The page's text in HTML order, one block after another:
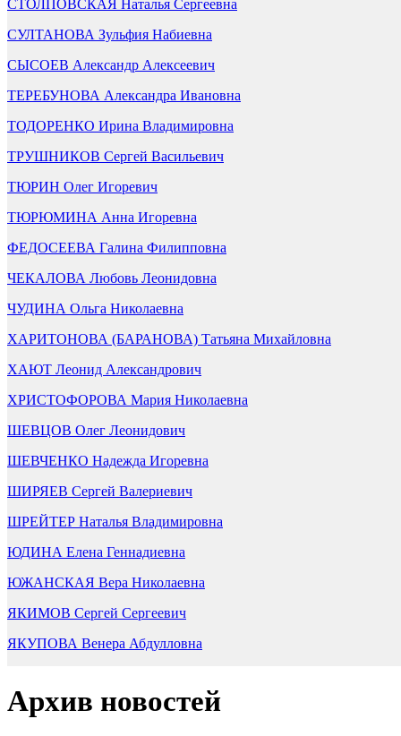
СТОЛПОВСКАЯ Наталья Сергеевна
СУЛТАНОВА Зульфия Набиевна
СЫСОЕВ Александр Алексеевич
ТЕРЕБУНОВА Александра Ивановна
ТОДОРЕНКО Ирина Владимировна
ТРУШНИКОВ Сергей Васильевич
ТЮРИН Олег Игоревич
ТЮРЮМИНА Анна Игоревна
ФЕДОСЕЕВА Галина Филипповна
ЧЕКАЛОВА Любовь Леонидовна
ЧУДИНА Ольга Николаевна
ХАРИТОНОВА (БАРАНОВА) Татьяна Михайловна
ХАЮТ Леонид Александрович
ХРИСТОФОРОВА Мария Николаевна
ШЕВЦОВ Олег Леонидович
ШЕВЧЕНКО Надежда Игоревна
ШИРЯЕВ Сергей Валериевич
ШРЕЙТЕР Наталья Владимировна
ЮДИНА Елена Геннадиевна
ЮЖАНСКАЯ Вера Николаевна
ЯКИМОВ Сергей Сергеевич
ЯКУПОВА Венера Абдулловна
Архив новостей